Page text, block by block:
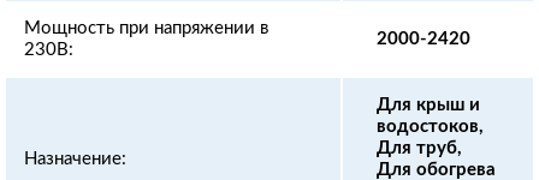
Мощность при напряжении в
230В:
2000-2420
Назначение:
Для крыш и
водостоков,
Для труб,
Для обогрева